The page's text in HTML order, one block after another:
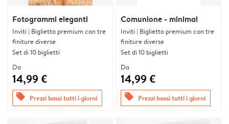
Fotogrammi eleganti
Inviti | Biglietto premium con tre
finiture diverse
Set di 10 biglietti
Da
14,99 €
offers Prezzi bassi tutti i giorni
Comunione - minimal
Inviti | Biglietto premium con tre
finiture diverse
Set di 10 biglietti
Da
14,99 €
offers Prezzi bassi tutti i giorni